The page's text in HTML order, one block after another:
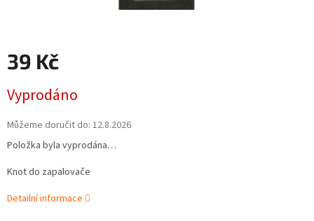
39 Kč
cena:
Vyprodáno
Můžeme doručit do: 12.8.2026
Položka byla vyprodána…
Knot do zapalovače
Detailní informace